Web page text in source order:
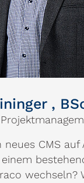
,
neues CMS auf
wechseln?